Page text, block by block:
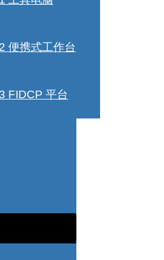
便携式工作台
FIDCP 平台